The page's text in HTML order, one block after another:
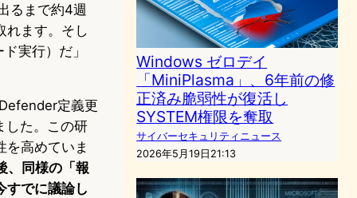
るまで約4週
れます。そし
実行）だ」
定義更
した。この研
を高めていま
、同様の「報
すでに議論し
Windows ゼロデイ
「MiniPlasma」、6年前の修
正済み脆弱性が復活し
SYSTEM権限を奪取
サイバーセキュリティニュース
2026年5月19日21:13